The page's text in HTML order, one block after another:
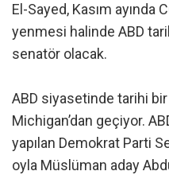
El-Sayed, Kasım ayında
yenmesi halinde ABD
senatör olacak.
ABD siyasetinde tarihi
Michigan’dan geçiyor.
yapılan Demokrat Parti
oyla Müslüman aday